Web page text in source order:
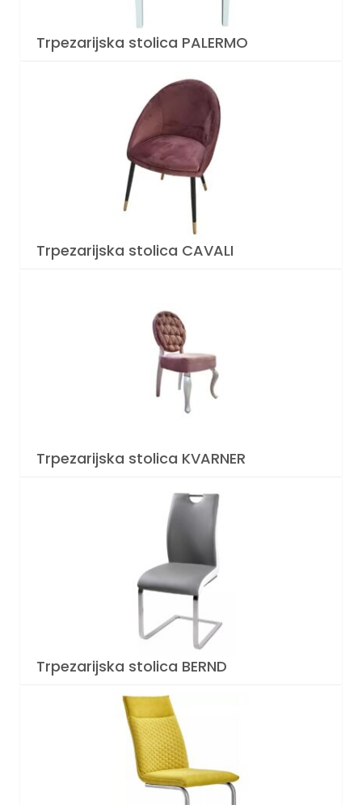
Trpezarijska stolica PALERMO
Trpezarijska stolica CAVALI
Trpezarijska stolica KVARNER
Trpezarijska stolica BERND